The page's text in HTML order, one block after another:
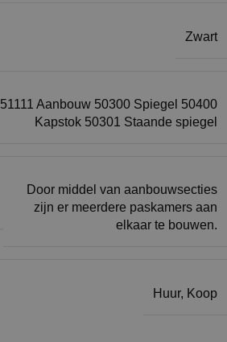
Zwart
51111 Aanbouw 50300 Spiegel 50400
Kapstok 50301 Staande spiegel
Door middel van aanbouwsecties
zijn er meerdere paskamers aan
elkaar te bouwen.
Huur, Koop